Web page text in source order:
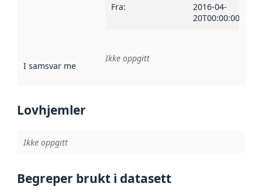
Fra:
2016-04-
20T00:00:00Z
I samsvar med Referanse til en implementasjonsregel
Ikke oppgitt
Lovhjemler
Ikke oppgitt
Begreper brukt i datasett